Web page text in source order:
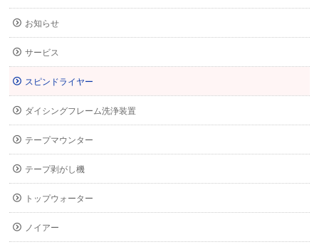
お知らせ
サービス
スピンドライヤー
ダイシングフレーム洗浄装置
テープマウンター
テープ剥がし機
トップウォーター
ノイアー